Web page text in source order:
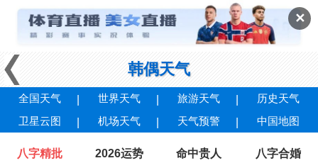
✕
韩偶天气
全国天气 世界天气 旅游天气
历史天气
卫星云图
机场天气 天气预警 中国地图
八字精批 2026运势 命中贵人 八字合婚